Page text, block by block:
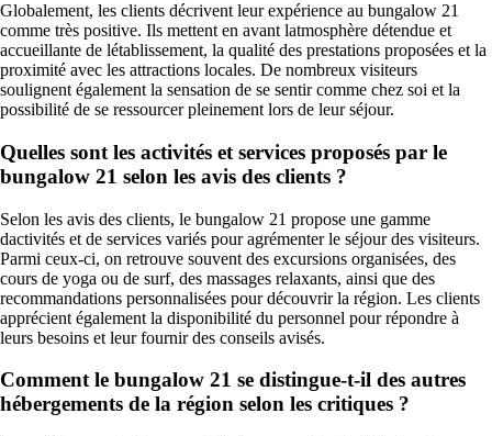
Globalement, les clients décrivent leur expérience au bungalow 21
comme très positive. Ils mettent en avant latmosphère détendue et
accueillante de létablissement, la qualité des prestations proposées et la
proximité avec les attractions locales. De nombreux visiteurs
soulignent également la sensation de se sentir comme chez soi et la
possibilité de se ressourcer pleinement lors de leur séjour.
Quelles sont les activités et services proposés par le
bungalow 21 selon les avis des clients ?
Selon les avis des clients, le bungalow 21 propose une gamme
dactivités et de services variés pour agrémenter le séjour des visiteurs.
Parmi ceux-ci, on retrouve souvent des excursions organisées, des
cours de yoga ou de surf, des massages relaxants, ainsi que des
recommandations personnalisées pour découvrir la région. Les clients
apprécient également la disponibilité du personnel pour répondre à
leurs besoins et leur fournir des conseils avisés.
Comment le bungalow 21 se distingue-t-il des autres
hébergements de la région selon les critiques ?